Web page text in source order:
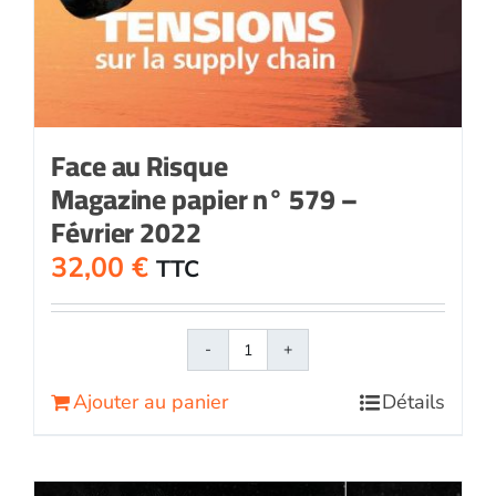
Face au Risque
Magazine papier n° 579 –
Février 2022
32,00 € TTC
quantité
papier
Ajouter au panier Détails